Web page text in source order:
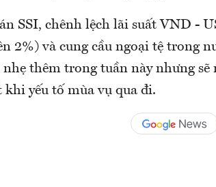
SSI, chênh lệch lãi suất VND -
2%) và cung cầu ngoại tệ trong
thêm trong tuần này nhưng
khi yếu tố mùa vụ qua đi.